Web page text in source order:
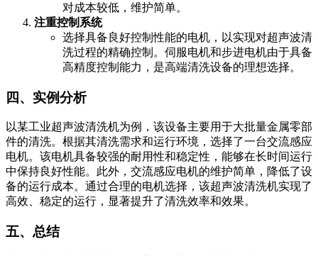
对成本较低，维护简单。
注重控制系统
选择具备良好控制性能的电机，以实现对超声波清
洗过程的精确控制。伺服电机和步进电机由于具备
高精度控制能力，是高端清洗设备的理想选择。
四、实例分析
以某工业超声波清洗机为例，该设备主要用于大批量金属零部
件的清洗。根据其清洗需求和运行环境，选择了一台交流感应
电机。该电机具备较强的耐用性和稳定性，能够在长时间运行
中保持良好性能。此外，交流感应电机的维护简单，降低了设
备的运行成本。通过合理的电机选择，该超声波清洗机实现了
高效、稳定的运行，显著提升了清洗效率和效果。
五、总结